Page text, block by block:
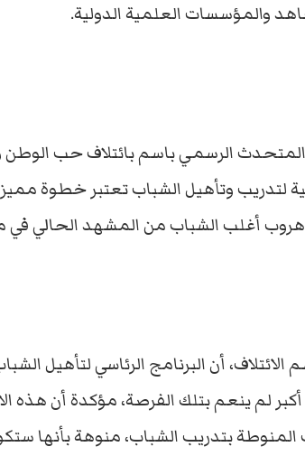
والمؤسسات العلمية الدولية.
الرسمي باسم بائتلاف حب الوطن
لتدريب وتأهيل الشباب تعتبر خطوة
أغلب الشباب من المشهد الحالي في
أن البرنامج الرئاسي لتأهيل
لم ينعم بتلك الفرصة، مؤكدة أن هذه
بتدريب الشباب، منوهة بأنها